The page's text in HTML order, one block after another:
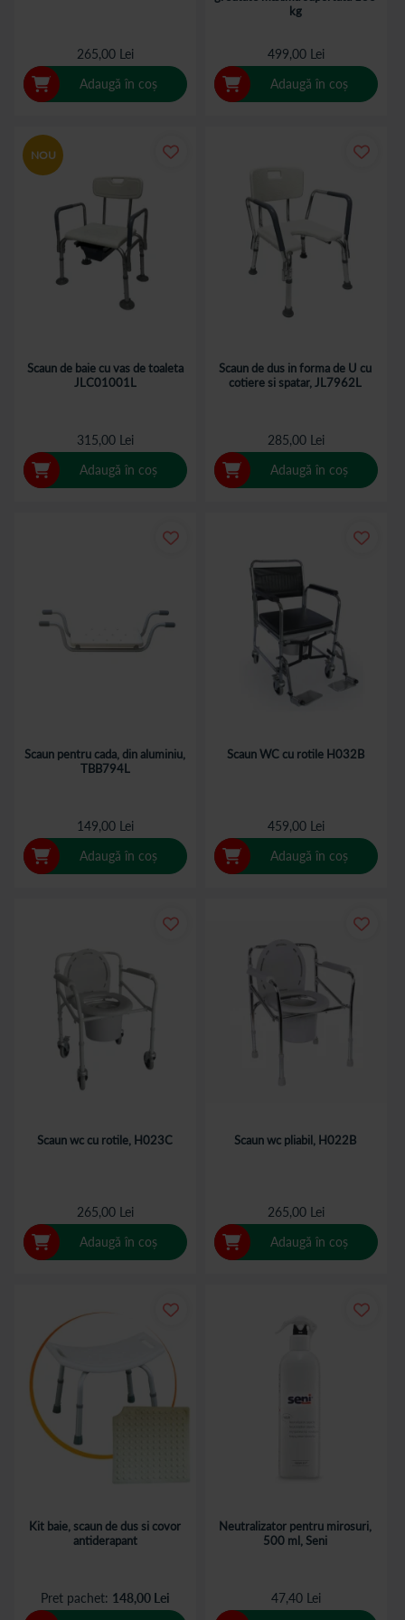
265,00 Lei
Adaugă în coș
kg
499,00 Lei
Adaugă în coș
NOU
Scaun de baie cu vas de toaleta
JLC01001L
315,00 Lei
Adaugă în coș
Scaun de dus in forma de U cu
cotiere si spatar, JL7962L
285,00 Lei
Adaugă în coș
Scaun pentru cada, din aluminiu,
TBB794L
149,00 Lei
Adaugă în coș
Scaun WC cu rotile H032B
459,00 Lei
Adaugă în coș
Scaun wc cu rotile, H023C
265,00 Lei
Adaugă în coș
Scaun wc pliabil, H022B
265,00 Lei
Adaugă în coș
Kit baie, scaun de dus si covor
antiderapant
Pret pachet 148,00 Lei
Neutralizator pentru mirosuri,
500 ml, Seni
47,40 Lei